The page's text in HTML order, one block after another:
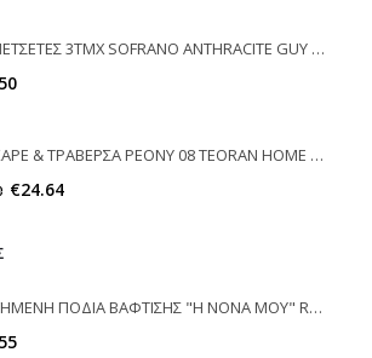
ΣΕΤ ΠΕΤΣΕΤΕΣ 3ΤΜΧ SOFRANO ANTHRACITE GUY LAROCHE
ΣΕΤ ΚΑΡΕ & ΤΡΑΒΕΡΣΑ PEONY 08 TEORAN HOME & MORE
€24.64
ΚΕΝΤΗΜΕΝΗ ΠΟΔΙΑ ΒΑΦΤΙΣΗΣ "Η ΝΟΝΑ ΜΟΥ" RAISON D'ETRE